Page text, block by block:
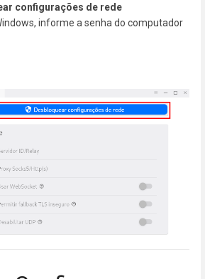
configurações de rede
informe a senha do computador